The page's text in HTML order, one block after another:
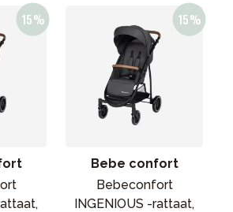
Bebe confort
Bebeconfort
INGENIOUS -rattaat,